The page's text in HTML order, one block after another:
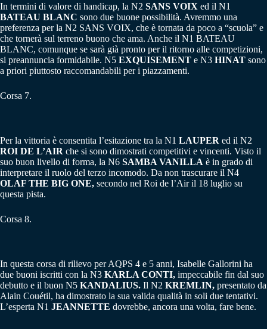
In termini di valore di handicap, la N2 SANS VOIX ed il N1
BATEAU BLANC sono due buone possibilità. Avremmo una
preferenza per la N2 SANS VOIX, che è tornata da poco a “scuola” e
che tornerà sul terreno buono che ama. Anche il N1 BATEAU
BLANC, comunque se sarà già pronto per il ritorno alle competizioni,
si preannuncia formidabile. N5 EXQUISEMENT e N3 HINAT sono
a priori piuttosto raccomandabili per i piazzamenti.
Corsa 7.
Per la vittoria è consentita l’esitazione tra la N1 LAUPER ed il N2
ROI DE L’AIR che si sono dimostrati competitivi e vincenti. Visto il
suo buon livello di forma, la N6 SAMBA VANILLA è in grado di
interpretare il ruolo del terzo incomodo. Da non trascurare il N4
OLAF THE BIG ONE, secondo nel Roi de l’Air il 18 luglio su
questa pista.
Corsa 8.
In questa corsa di rilievo per AQPS 4 e 5 anni, Isabelle Gallorini ha
due buoni iscritti con la N3 KARLA CONTI, impeccabile fin dal suo
debutto e il buon N5 KANDALIUS. Il N2 KREMLIN, presentato da
Alain Couétil, ha dimostrato la sua valida qualità in soli due tentativi.
L’esperta N1 JEANNETTE dovrebbe, ancora una volta, fare bene.